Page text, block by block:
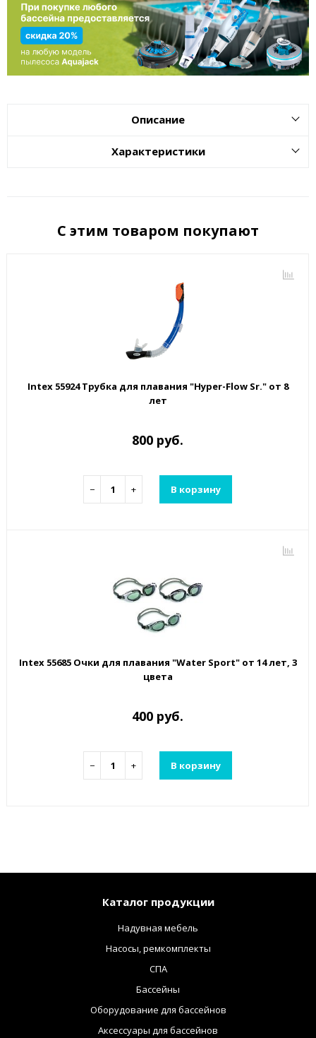
Описание
Характеристики
С этим товаром покупают
Intex 55924 Трубка для плавания "Hyper-Flow Sr." от 8
лет
800 руб.
− + В корзину
Intex 55685 Очки для плавания "Water Sport" от 14 лет, 3
цвета
400 руб.
− + В корзину
Каталог продукции
Надувная мебель
Насосы, ремкомплекты
СПА
Бассейны
Оборудование для бассейнов
Аксессуары для бассейнов